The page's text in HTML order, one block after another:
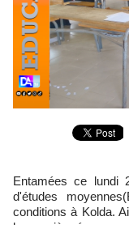
Entamées ce lundi 22 juillet, les épreuves du brevet de fin
d'études
conditions à Kolda.